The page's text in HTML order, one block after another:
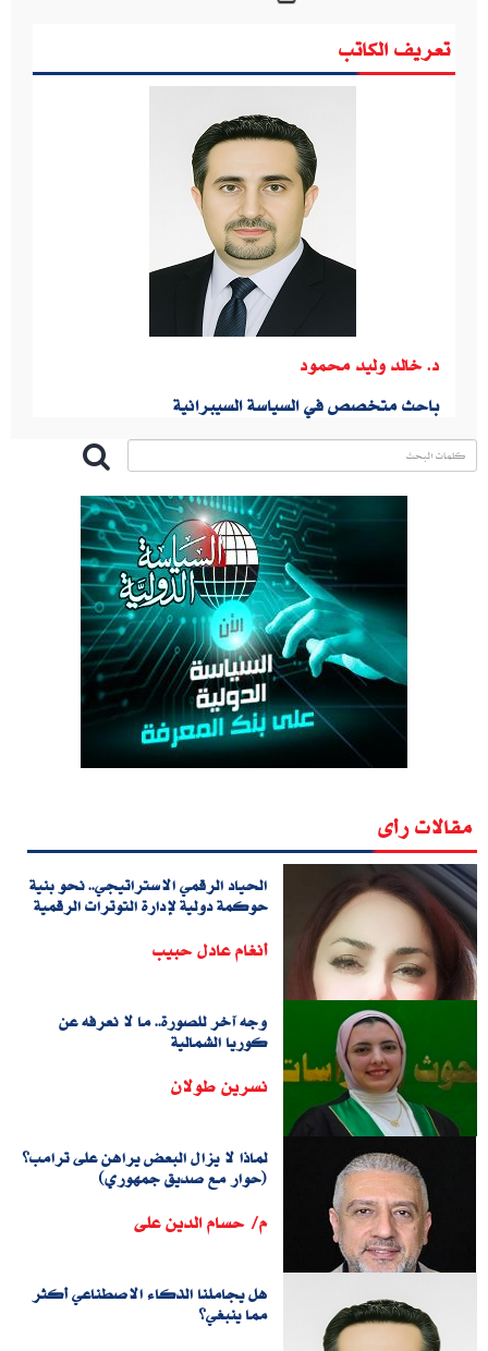
تعريف الكاتب
د. خالد وليد محمود
باحث متخصص في السياسة السيبرانية
مقالات رأى
الحياد الرقمي الاستراتيجي.. نحو بنية
حوكمة دولية لإدارة التوترات الرقمية
أنغام عادل حبيب
وجه آخر للصورة.. ما لا نعرفه عن
كوريا الشمالية
نسرين طولان
لماذا لا يزال البعض يراهن على ترامب؟
(حوار مع صديق جمهوري)
م/ حسام الدين على
هل يجاملنا الذكاء الاصطناعي أكثر
مما ينبغي؟